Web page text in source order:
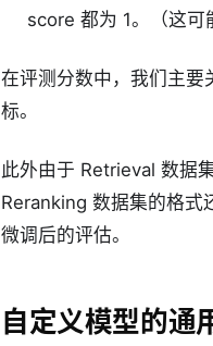
score 都为 1。（这可
在评测分数中，我们主要
标。
此外由于 Retrieval 数据
Reranking 数据集的格式
微调后的评估。
自定义模型的通